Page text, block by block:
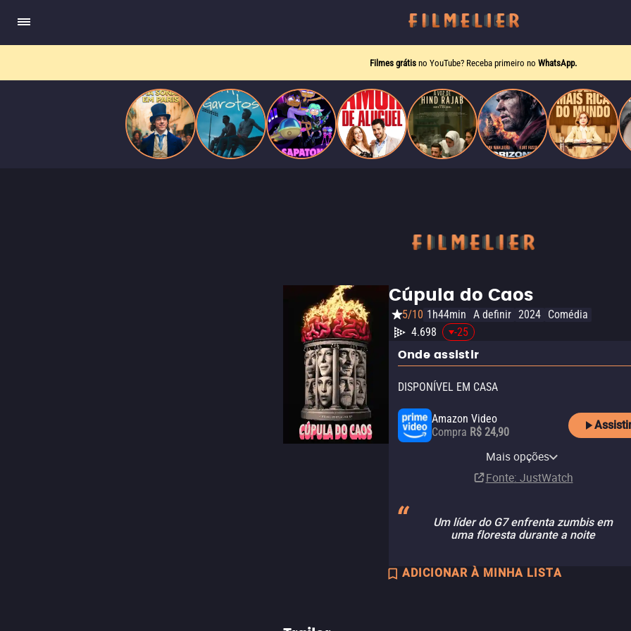
Filmes grátis no YouTube? Receba primeiro no WhatsApp.
Cúpula do Caos
5/10 1h44min A definir 2024 Comédia
4.698
-25
Onde assistir
DISPONÍVEL EM CASA
Amazon Video
Compra R$ 24,90
Apple TV Store
R$ 24,90
Amazon Prime Video
Assinatura
Amazon Prime Video with
Assinatura
Claro video
R$ 14,90
Mais opções
Fonte: JustWatch
Um líder do G7 enfrenta zumbis em
uma floresta durante a noite
ADICIONAR À MINHA LISTA
Paris
meio a círculos aristocráticos e reais.